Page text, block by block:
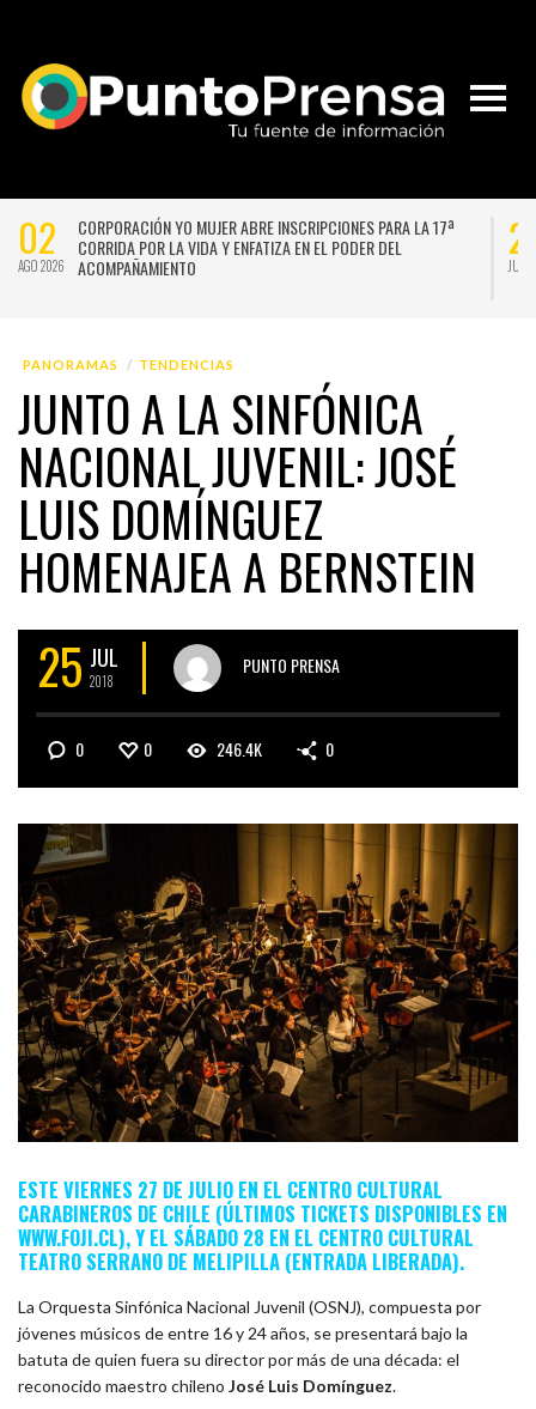
02
AGO 2026
CORPORACIÓN YO MUJER ABRE INSCRIPCIONES PARA LA 17ª
CORRIDA POR LA VIDA Y ENFATIZA EN EL PODER DEL
ACOMPAÑAMIENTO
JUL
PANORAMAS TENDENCIAS
JUNTO A LA SINFÓNICA
NACIONAL JUVENIL: JOSÉ
LUIS DOMÍNGUEZ
HOMENAJEA A BERNSTEIN
25 JUL
2018
PUNTO PRENSA
0 0 246.4K 0
ESTE VIERNES 27 DE JULIO EN EL CENTRO CULTURAL
CARABINEROS DE CHILE (ÚLTIMOS TICKETS DISPONIBLES EN
WWW.FOJI.CL), Y EL SÁBADO 28 EN EL CENTRO CULTURAL
TEATRO SERRANO DE MELIPILLA (ENTRADA LIBERADA).
La Orquesta Sinfónica Nacional Juvenil (OSNJ), compuesta por
jóvenes músicos de entre 16 y 24 años, se presentará bajo la
batuta de quien fuera su director por más de una década: el
reconocido maestro chileno José Luis Domínguez.